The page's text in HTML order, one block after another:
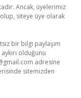
Ancak, üyelerimiz
siteye üye olarak
bir bilgi paylaşım
olduğunu
adresine
sitemizden